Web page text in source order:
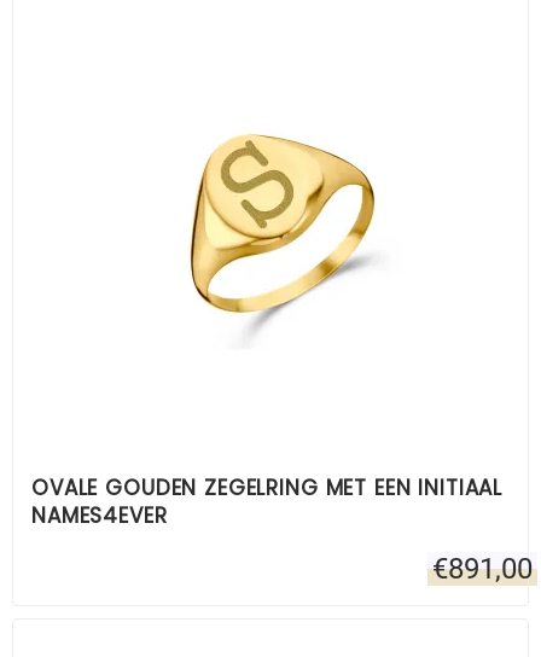
OVALE GOUDEN ZEGELRING MET EEN INITIAAL
NAMES4EVER
€891,00